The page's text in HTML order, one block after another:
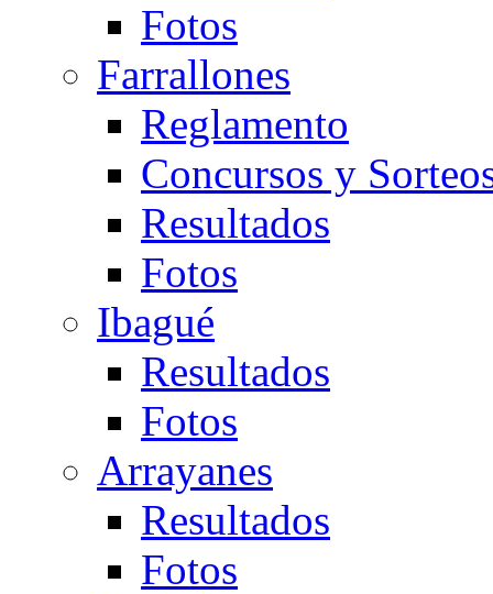
Fotos
Farrallones
Reglamento
Concursos y
Resultados
Fotos
Ibagué
Resultados
Fotos
Arrayanes
Resultados
Fotos